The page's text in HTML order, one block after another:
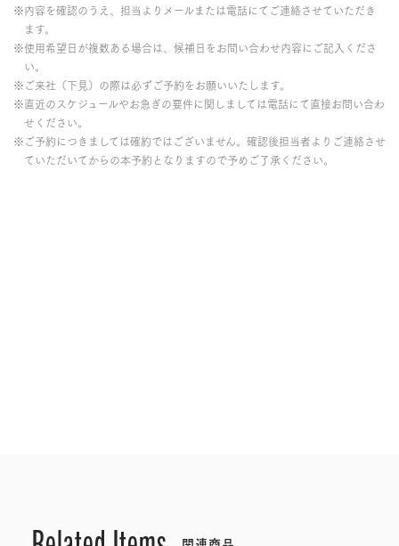
※内容を確認のうえ、担当よりメールまたは電話にてご連絡させていただき
ます。
※使用希望日が複数ある場合は、候補日をお問い合わせ内容にご記入くださ
い。
※ご来社（下見）の際は必ずご予約をお願いいたします。
※直近のスケジュールやお急ぎの要件に関しましては電話にて直接お問い合わ
せください。
※ご予約につきましては確約ではございません。確認後担当者よりご連絡させ
ていただいてからの本予約となりますので予めご了承ください。